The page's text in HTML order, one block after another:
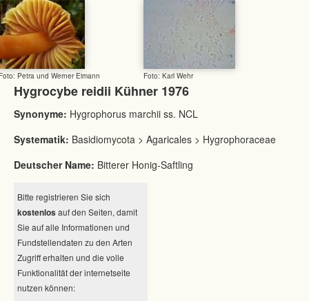
Petra und Werner Eimann Foto: Karl Wehr
Hygrocybe reidii Kühner 1976
Synonyme: Hygrophorus marchii ss. NCL
Systematik: Basidiomycota > Agaricales > Hygrophoraceae
Deutscher Name: Bitterer Honig-Saftling
Bitte registrieren Sie sich
kostenlos auf den Seiten, damit
Sie auf alle Informationen und
Fundstellendaten zu den Arten
Zugriff erhalten und die volle
Funktionalität der internetseite
nutzen können: